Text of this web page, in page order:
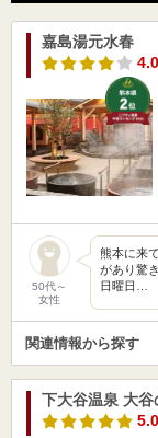
嘉島湯元水春
50代～
女性
熊本に来
があり驚
日曜日…
関連情報から探す
下大谷温泉 大谷